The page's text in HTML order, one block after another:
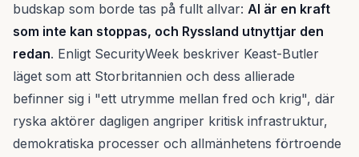
budskap som borde tas på fullt allvar: AI är en kraft
som inte kan stoppas, och Ryssland utnyttjar den
redan. Enligt SecurityWeek beskriver Keast-Butler
läget som att Storbritannien och dess allierade
befinner sig i "ett utrymme mellan fred och krig", där
ryska aktörer dagligen angriper kritisk infrastruktur,
demokratiska processer och allmänhetens förtroende